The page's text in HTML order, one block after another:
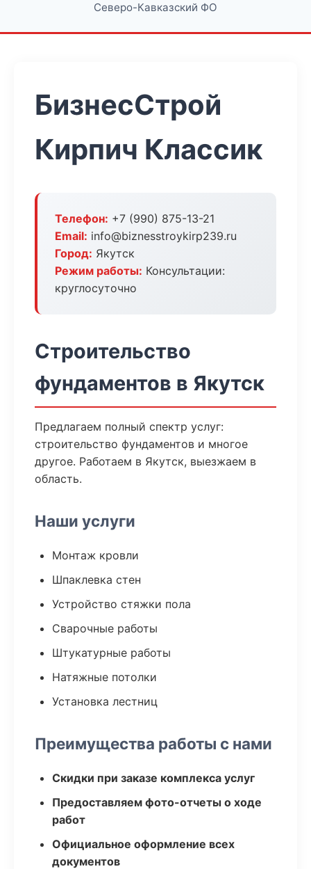
Северо-Кавказский ФО
БизнесСтрой
Кирпич Классик
Телефон: +7 (990) 875-13-21
Email: info@biznesstroykirp239.ru
Город: Якутск
Режим работы: Консультации:
круглосуточно
Строительство
фундаментов в Якутск
Предлагаем полный спектр услуг:
строительство фундаментов и многое
другое. Работаем в Якутск, выезжаем в
область.
Наши услуги
Монтаж кровли
Шпаклевка стен
Устройство стяжки пола
Сварочные работы
Штукатурные работы
Натяжные потолки
Установка лестниц
Преимущества работы с нами
Скидки при заказе комплекса услуг
Предоставляем фото-отчеты о ходе
работ
Официальное оформление всех
документов